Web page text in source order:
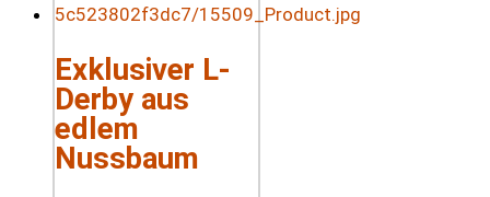
Exklusiver L-
Derby aus
edlem
Nussbaum